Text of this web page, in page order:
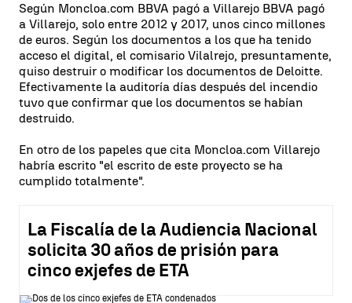
Según Moncloa.com BBVA pagó a Villarejo BBVA pagó
a Villarejo, solo entre 2012 y 2017, unos cinco millones
de euros. Según los documentos a los que ha tenido
acceso el digital, el comisario Vilalrejo, presuntamente,
quiso destruir o modificar los documentos de Deloitte.
Efectivamente la auditoría días después del incendio
tuvo que confirmar que los documentos se habían
destruido.
En otro de los papeles que cita Moncloa.com Villarejo
habría escrito "el escrito de este proyecto se ha
cumplido totalmente".
La Fiscalía de la Audiencia Nacional
solicita 30 años de prisión para
cinco exjefes de ETA